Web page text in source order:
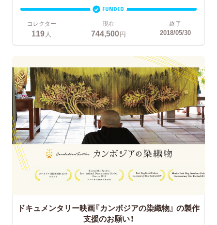
FUNDED
コレクター
119人
現在
744,500円
終了
2018/05/30
ドキュメンタリー映画『カンボジアの染織物』 の製作
支援のお願い！